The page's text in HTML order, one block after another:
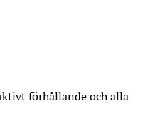
förhållande och alla